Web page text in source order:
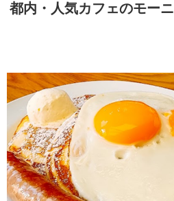
都内・人気カフェのモー